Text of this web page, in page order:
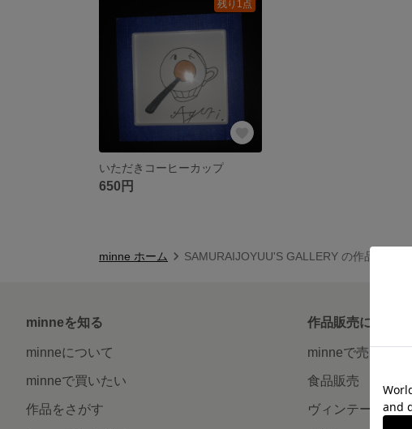
残り1点
いただきコーヒーカップ
650円
minne ホーム SAMURAIJOYUU'S GALLERY の作品一覧
minneを知る
minneについて
minneで買いたい
作品をさがす
作品販売について
minneで売りたい
食品販売
ヴィンテージ販売